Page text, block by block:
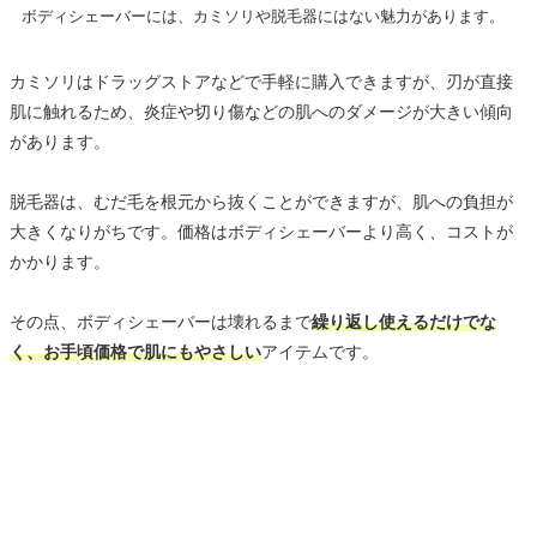
ボディシェーバーには、カミソリや脱毛器にはない魅力があります。
カミソリはドラッグストアなどで手軽に購入できますが、刃が直接
肌に触れるため、炎症や切り傷などの肌へのダメージが大きい傾向
があります。
脱毛器は、むだ毛を根元から抜くことができますが、肌への負担が
大きくなりがちです。価格はボディシェーバーより高く、コストが
かかります。
その点、ボディシェーバーは壊れるまで繰り返し使えるだけでな
く、お手頃価格で肌にもやさしいアイテムです。